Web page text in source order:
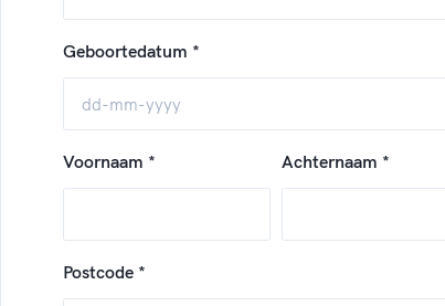
Geboortedatum *
Voornaam * Achternaam *
Postcode *